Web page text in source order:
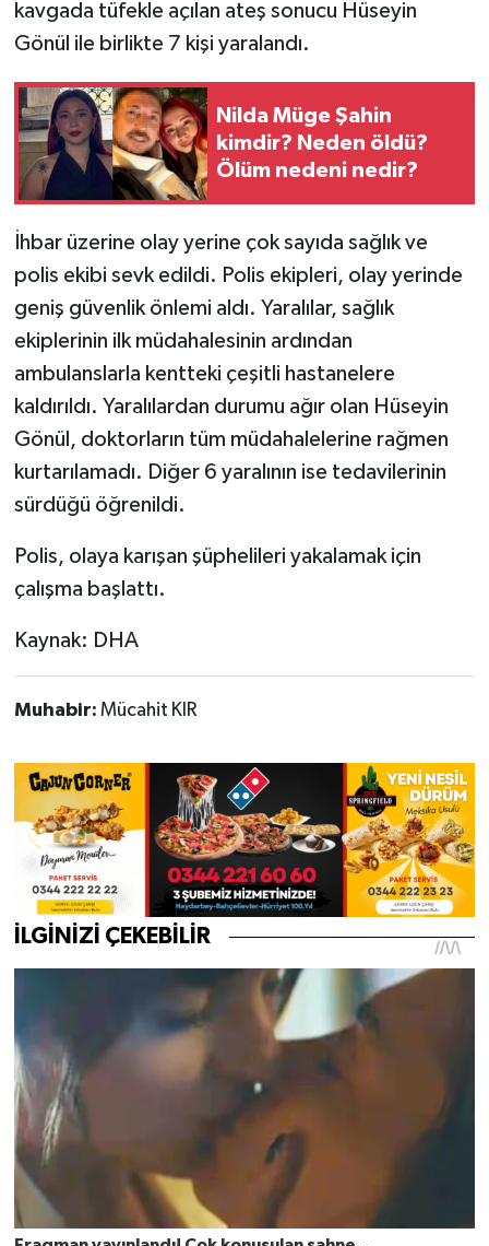
kavgada tüfekle açılan ateş sonucu Hüseyin
Gönül ile birlikte 7 kişi yaralandı.
Nilda Müge Şahin
kimdir? Neden öldü?
Ölüm nedeni nedir?
İhbar üzerine olay yerine çok sayıda sağlık ve
polis ekibi sevk edildi. Polis ekipleri, olay yerinde
geniş güvenlik önlemi aldı. Yaralılar, sağlık
ekiplerinin ilk müdahalesinin ardından
ambulanslarla kentteki çeşitli hastanelere
kaldırıldı. Yaralılardan durumu ağır olan Hüseyin
Gönül, doktorların tüm müdahalelerine rağmen
kurtarılamadı. Diğer 6 yaralının ise tedavilerinin
sürdüğü öğrenildi.
Polis, olaya karışan şüphelileri yakalamak için
çalışma başlattı.
Kaynak: DHA
Muhabir: Mücahit KIR
KAHRAMANMARAŞ